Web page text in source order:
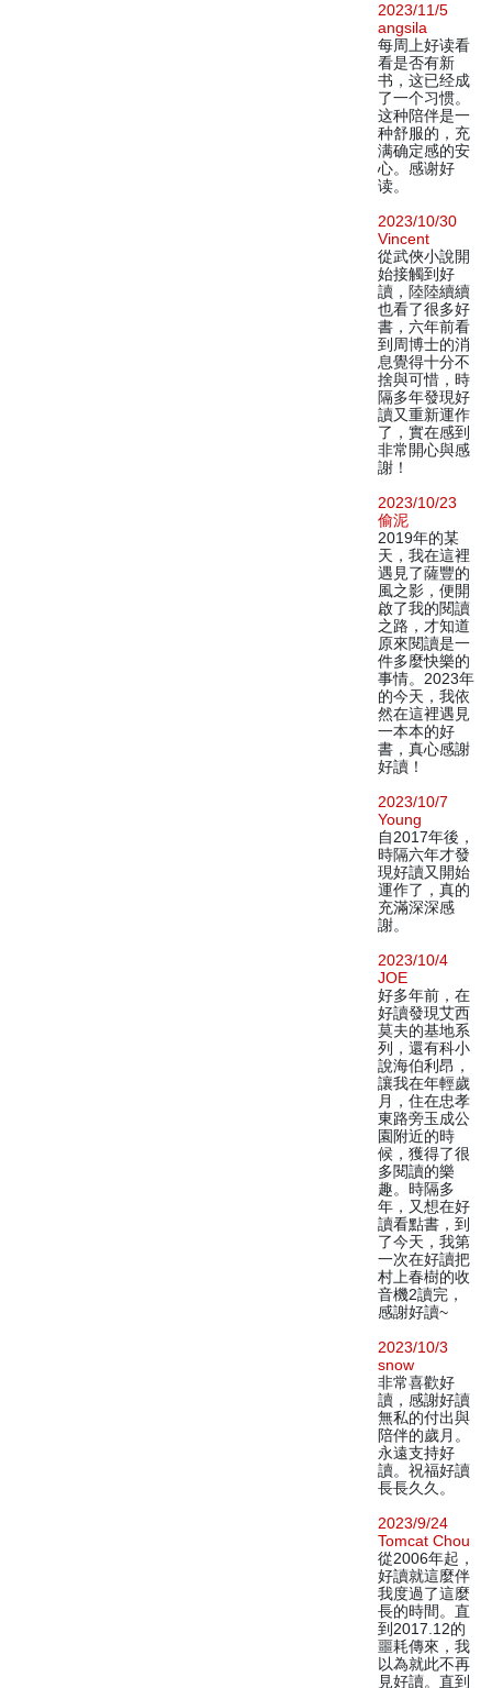
2023/11/5
angsila
每周上好读看
看是否有新
书，这已经成
了一个习惯。
这种陪伴是一
种舒服的，充
满确定感的安
心。感谢好
读。
2023/10/30
Vincent
從武俠小說開
始接觸到好
讀，陸陸續續
也看了很多好
書，六年前看
到周博士的消
息覺得十分不
捨與可惜，時
隔多年發現好
讀又重新運作
了，實在感到
非常開心與感
謝！
2023/10/23
偷泥
2019年的某
天，我在這裡
遇見了薩豐的
風之影，便開
啟了我的閱讀
之路，才知道
原來閱讀是一
件多麼快樂的
事情。2023年
的今天，我依
然在這裡遇見
一本本的好
書，真心感謝
好讀！
2023/10/7
Young
自2017年後，
時隔六年才發
現好讀又開始
運作了，真的
充滿深深感
謝。
2023/10/4
JOE
好多年前，在
好讀發現艾西
莫夫的基地系
列，還有科小
說海伯利昂，
讓我在年輕歲
月，住在忠孝
東路旁玉成公
園附近的時
候，獲得了很
多閱讀的樂
趣。時隔多
年，又想在好
讀看點書，到
了今天，我第
一次在好讀把
村上春樹的收
音機2讀完，
感謝好讀~
2023/10/3
snow
非常喜歡好
讀，感謝好讀
無私的付出與
陪伴的歲月。
永遠支持好
讀。祝福好讀
長長久久。
2023/9/24
Tomcat Chou
從2006年起，
好讀就這麼伴
我度過了這麼
長的時間。直
到2017.12的
噩耗傳來，我
以為就此不再
見好讀。直到